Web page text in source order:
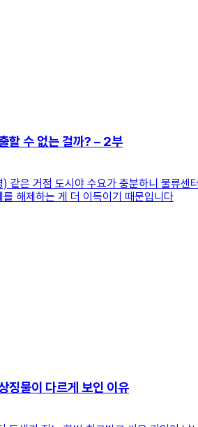
할 수 없는 걸까? – 2부
같은 거점 도시야 수요가 충분하니 물류센
해제하는 게 더 이득이기 때문입니다
징물이 다르게 보인 이유